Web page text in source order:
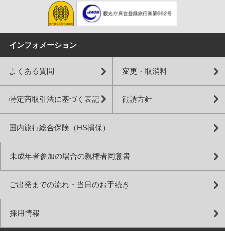
インフォメーション
よくある質問 変更・取消料
特定商取引法に基づく表記 勧誘方針
国内旅行総合保険（HS損保）
未成年者参加の場合の親権者同意書
ご出発までの流れ・当日のお手続き
採用情報